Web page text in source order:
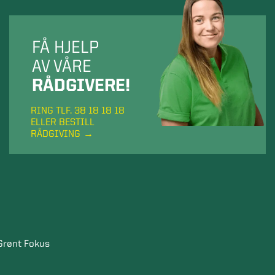
FÅ HJELP
AV VÅRE
RÅDGIVERE!
RING TLF. 38 18 18 18
ELLER BESTILL
RÅDGIVING
Fokus